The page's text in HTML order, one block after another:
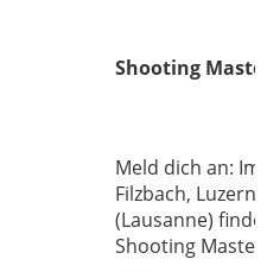
Shooting
Meld dich an:
Filzbach,
(Lausanne)
Shooting